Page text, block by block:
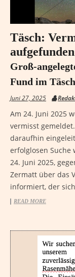
Täsch:
aufgefunden
Groß-
Fund im
Juni 27, 2025
Am 24. Juni 2025
vermisst
daraufhin
erfolglosen Suche
24. Juni 2025,
Zermatt über das
informiert, der
READ MORE